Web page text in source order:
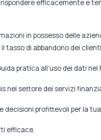
efficacemente e
in possesso delle
tasso di abbandono dei
pratica all’uso dei dati nel
nel settore dei servizi
decisioni profittevoli per la
efficace.